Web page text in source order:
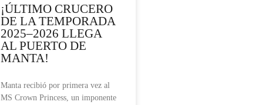
¡ÚLTIMO CRUCERO
DE LA TEMPORADA
2025–2026 LLEGA
AL PUERTO DE
MANTA!
Manta recibió por primera vez al
MS Crown Princess, un imponente